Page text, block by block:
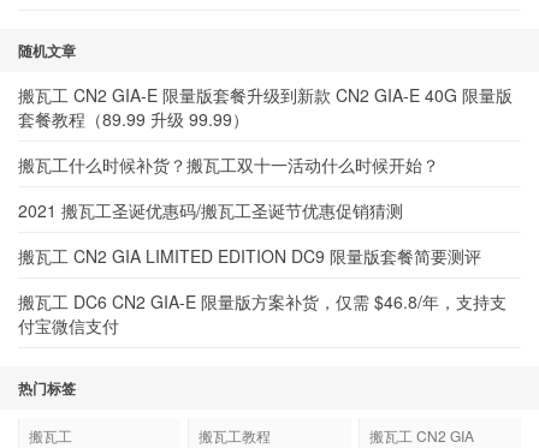
随机文章
搬瓦工 CN2 GIA-E 限量版套餐升级到新款 CN2 GIA-E 40G 限量版
套餐教程（89.99 升级 99.99）
搬瓦工什么时候补货？搬瓦工双十一活动什么时候开始？
2021 搬瓦工圣诞优惠码/搬瓦工圣诞节优惠促销猜测
搬瓦工 CN2 GIA LIMITED EDITION DC9 限量版套餐简要测评
搬瓦工 DC6 CN2 GIA-E 限量版方案补货，仅需 $46.8/年，支持支
付宝微信支付
热门标签
搬瓦工 搬瓦工教程
搬瓦工 CN2 GIA